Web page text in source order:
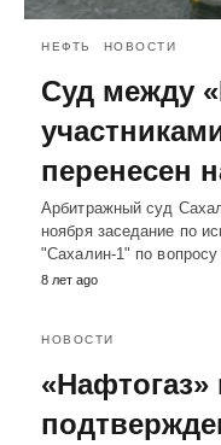
НЕФТЬ НОВОСТИ
Суд между
перенесен
Арбитражный суд
ноября заседание по
"Сахалин-1" по
8 лет ago
НОВОСТИ
«Нафтогаз»